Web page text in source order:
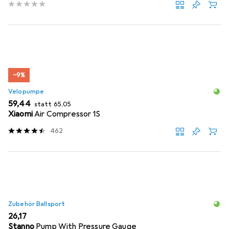
−9%
Velopumpe
EUR
59,44 statt EUR
65,05
XiaomiAir Compressor 1S
462
Zubehör Ballsport
EUR
26,17
Stanno Pump With Pressure Gauge